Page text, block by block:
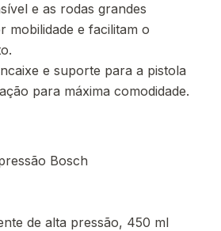
e as rodas grandes
mobilidade e facilitam o
e suporte para a pistola
para máxima comodidade.
Bosch
de alta pressão, 450 ml